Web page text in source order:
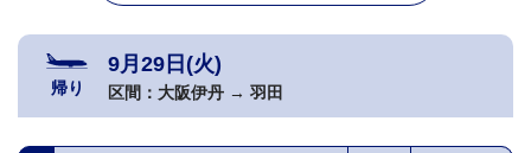
帰り
9月29日(火)
区間： 大阪伊丹 → 羽田